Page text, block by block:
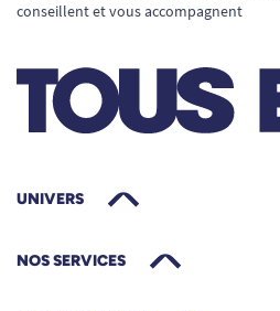
conseillent et vous accompagnent
UNIVERS
NOS SERVICES